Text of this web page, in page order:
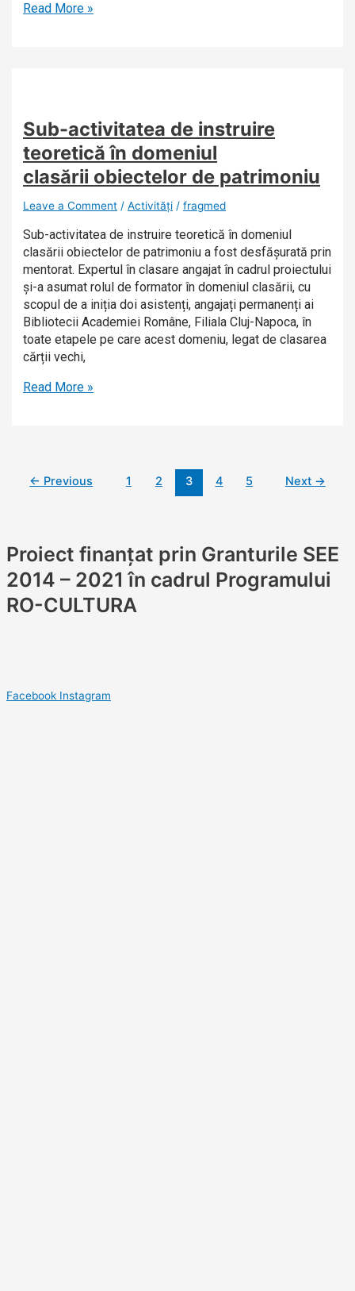
Read More »
Sub-activitatea de instruire
teoretică în domeniul
clasării obiectelor de patrimoniu
Leave a Comment /Activități /fragmed
Sub-activitatea de instruire teoretică în domeniul
clasării obiectelor de patrimoniu a fost desfășurată prin
mentorat. Expertul în clasare angajat în cadrul proiectului
și-a asumat rolul de formator în domeniul clasării, cu
scopul de a iniția doi asistenți, angajați permanenți ai
Bibliotecii Academiei Române, Filiala Cluj-Napoca, în
toate etapele pe care acest domeniu, legat de clasarea
cărții vechi,
Read More »
← Previous 1 2 3 4 5 Next →
Proiect finanțat prin Granturile SEE
2014 – 2021 în cadrul Programului
RO-CULTURA
Facebook Instagram